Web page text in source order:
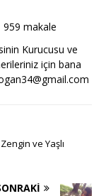
959 makale
Kurucusu ve
için bana
ve Yaşlı